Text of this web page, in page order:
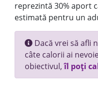
reprezintă 30% aport
estimată pentru un
Dacă vrei să afli
câte calorii ai
obiectivul,îl poți